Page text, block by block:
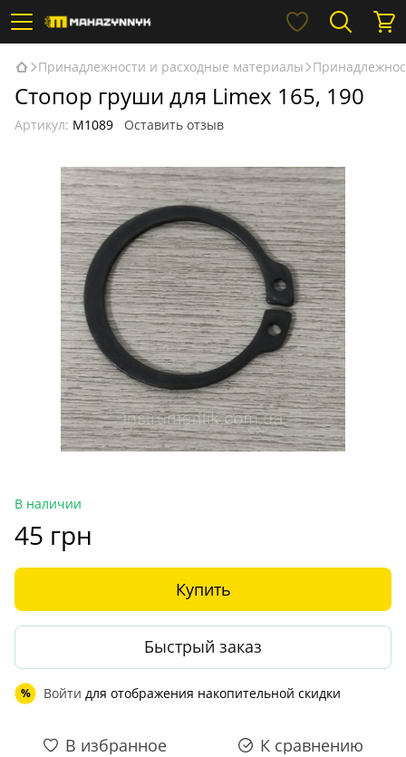
Принадлежности и расходные материалы
Стопор груши для Limex 165, 190
Артикул: М1089 Оставить отзыв
В наличии
45 грн
Купить
Быстрый заказ
% Войти для отображения накопительной скидки
В избранное К сравнению